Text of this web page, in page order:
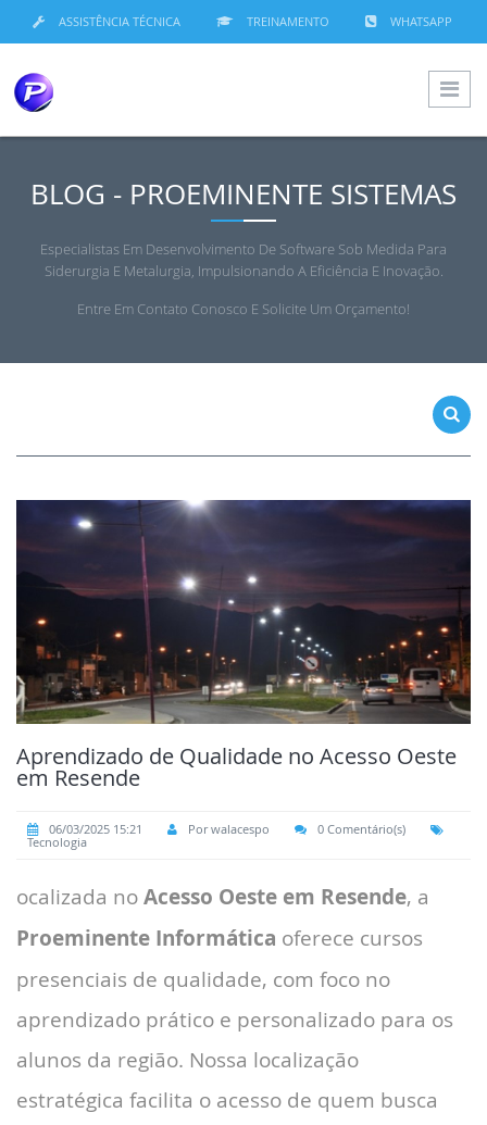
ASSISTÊNCIA TÉCNICA TREINAMENTO WHATSAPP
BLOG - PROEMINENTE SISTEMAS
Especialistas Em Desenvolvimento De Software Sob Medida Para
Siderurgia E Metalurgia, Impulsionando A Eficiência E Inovação.
Entre Em Contato Conosco E Solicite Um Orçamento!
Aprendizado de Qualidade no Acesso Oeste
em Resende
06/03/2025 15:21 Por walacespo
0 Comentário(s)
Tecnologia
ocalizada no Acesso Oeste em Resende, a
Proeminente Informática oferece cursos
presenciais de qualidade, com foco no
aprendizado prático e personalizado para os
alunos da região. Nossa localização
estratégica facilita o acesso de quem busca